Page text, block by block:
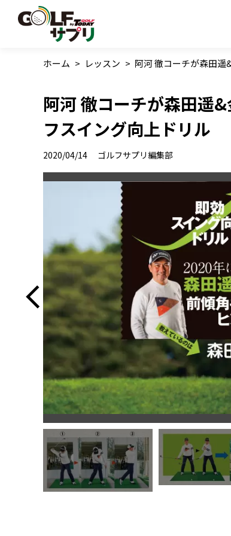
ホーム > レッスン > 阿河 徹コーチが森田
阿河 徹コーチが森田遥
フスイング向上ドリル
2020/04/14 ゴルフサプリ編集部